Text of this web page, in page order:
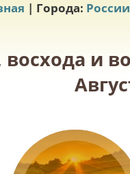
| Города: России
восхода и